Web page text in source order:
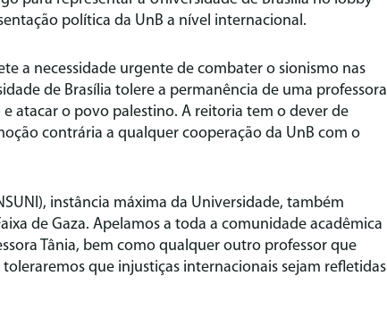
política da UnB a nível internacional.
a necessidade urgente de combater o sionismo nas
de Brasília tolere a permanência de uma professora
atacar o povo palestino. A reitoria tem o dever de
contrária a qualquer cooperação da UnB com o
instância máxima da Universidade, também
de Gaza. Apelamos a toda a comunidade acadêmica
Tânia, bem como qualquer outro professor que
que injustiças internacionais sejam refletidas